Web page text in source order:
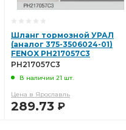
Шланг тормозной УРАЛ
(аналог 375-3506024-01)
FENOX PH217057C3
PH217057C3
В наличии 21 шт.
Цена в Ярославль
289.73 Р